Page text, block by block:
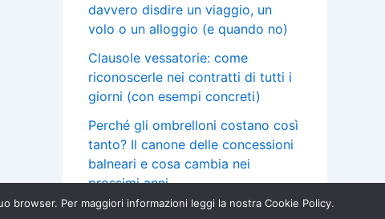
davvero disdire un viaggio, un
volo o un alloggio (e quando no)
Clausole vessatorie: come
riconoscerle nei contratti di tutti i
giorni (con esempi concreti)
Perché gli ombrelloni costano così
tanto? Il canone delle concessioni
balneari e cosa cambia nei
prossimi anni
Mutuo a tasso variabile: cos’è la
browser. Per maggiori informazioni leggi la nostra Cookie Policy.